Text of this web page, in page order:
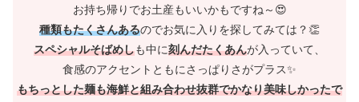
お持ち帰りでお土産もいいかもですね～😍
種類もたくさんあるのでお気に入りを探してみては？👏
スペシャルそばめしも中に刻んだたくあんが入っていて、
食感のアクセントともにさっぱりさがプラス✨
もちっとした麺も海鮮と組み合わせ抜群でかなり美味しかったで